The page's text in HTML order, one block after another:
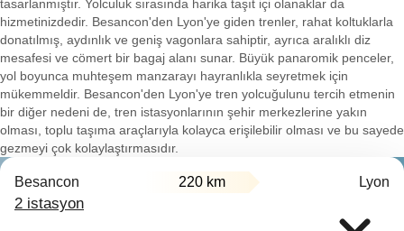
tasarlanmıştır. Yolculuk sırasında harika taşıt içi olanaklar da
hizmetinizdedir. Besancon'den Lyon'ye giden trenler, rahat koltuklarla
donatılmış, aydınlık ve geniş vagonlara sahiptir, ayrıca aralıklı diz
mesafesi ve cömert bir bagaj alanı sunar. Büyük panaromik penceler,
yol boyunca muhteşem manzarayı hayranlıkla seyretmek için
mükemmeldir. Besancon'den Lyon'ye tren yolcuğulunu tercih etmenin
bir diğer nedeni de, tren istasyonlarının şehir merkezlerine yakın
olması, toplu taşıma araçlarıyla kolayca erişilebilir olması ve bu sayede
gezmeyi çok kolaylaştırmasıdır.
Besancon 220 km Lyon
2 istasyon